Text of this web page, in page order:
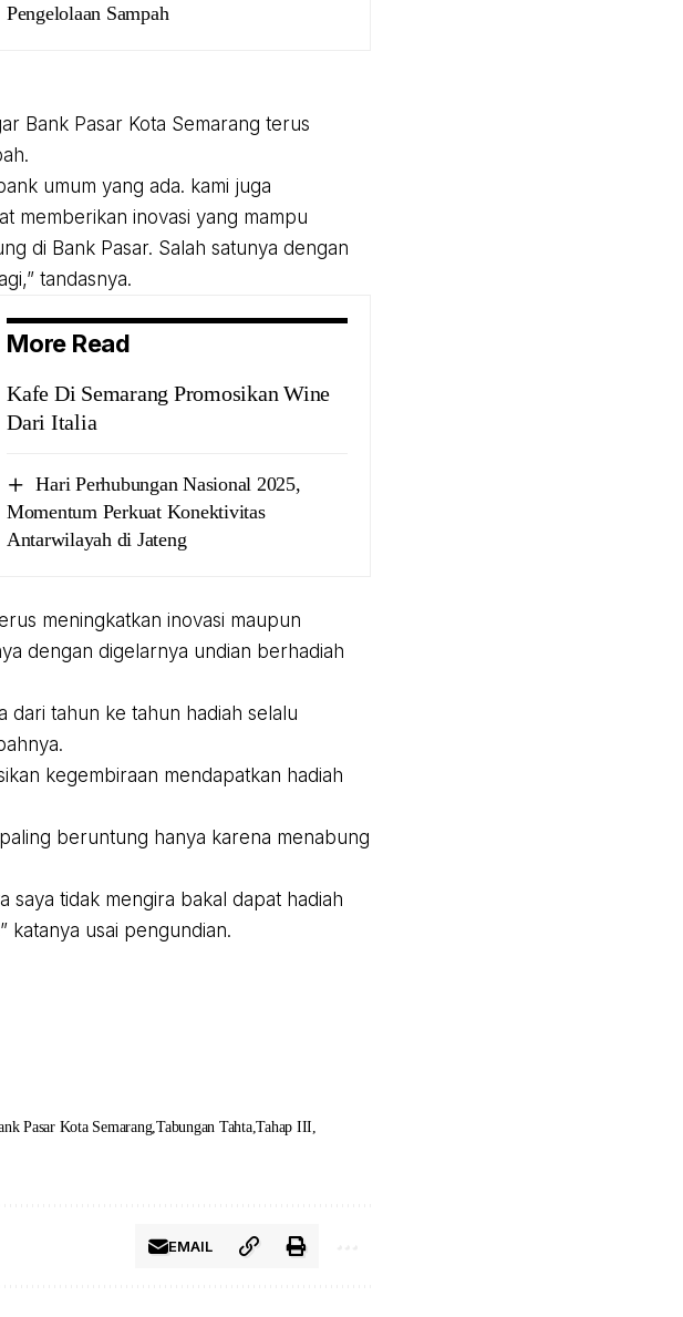
Pengelolaan Sampah
Bank Pasar Kota Semarang terus
umum yang ada. kami juga
memberikan inovasi yang mampu
di Bank Pasar. Salah satunya dengan
tandasnya.
More Read
Kafe Di Semarang Promosikan Wine
Dari Italia
Hari Perhubungan Nasional 2025,
Momentum Perkuat Konektivitas
Antarwilayah di Jateng
meningkatkan inovasi maupun
dengan digelarnya undian berhadiah
dari tahun ke tahun hadiah selalu
kegembiraan mendapatkan hadiah
beruntung hanya karena menabung
saya tidak mengira bakal dapat hadiah
katanya usai pengundian.
Pasar Kota Semarang Tabungan Tahta Tahap III
EMAIL